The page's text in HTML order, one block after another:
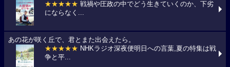
★★★★★ 戦禍や圧政の中でどう生きていくのか、下劣
にならなく...
あの花が咲く丘で、君とまた出会えたら。
★★★★★ NHKラジオ深夜便明日への言葉,夏の特集は戦
争と平...